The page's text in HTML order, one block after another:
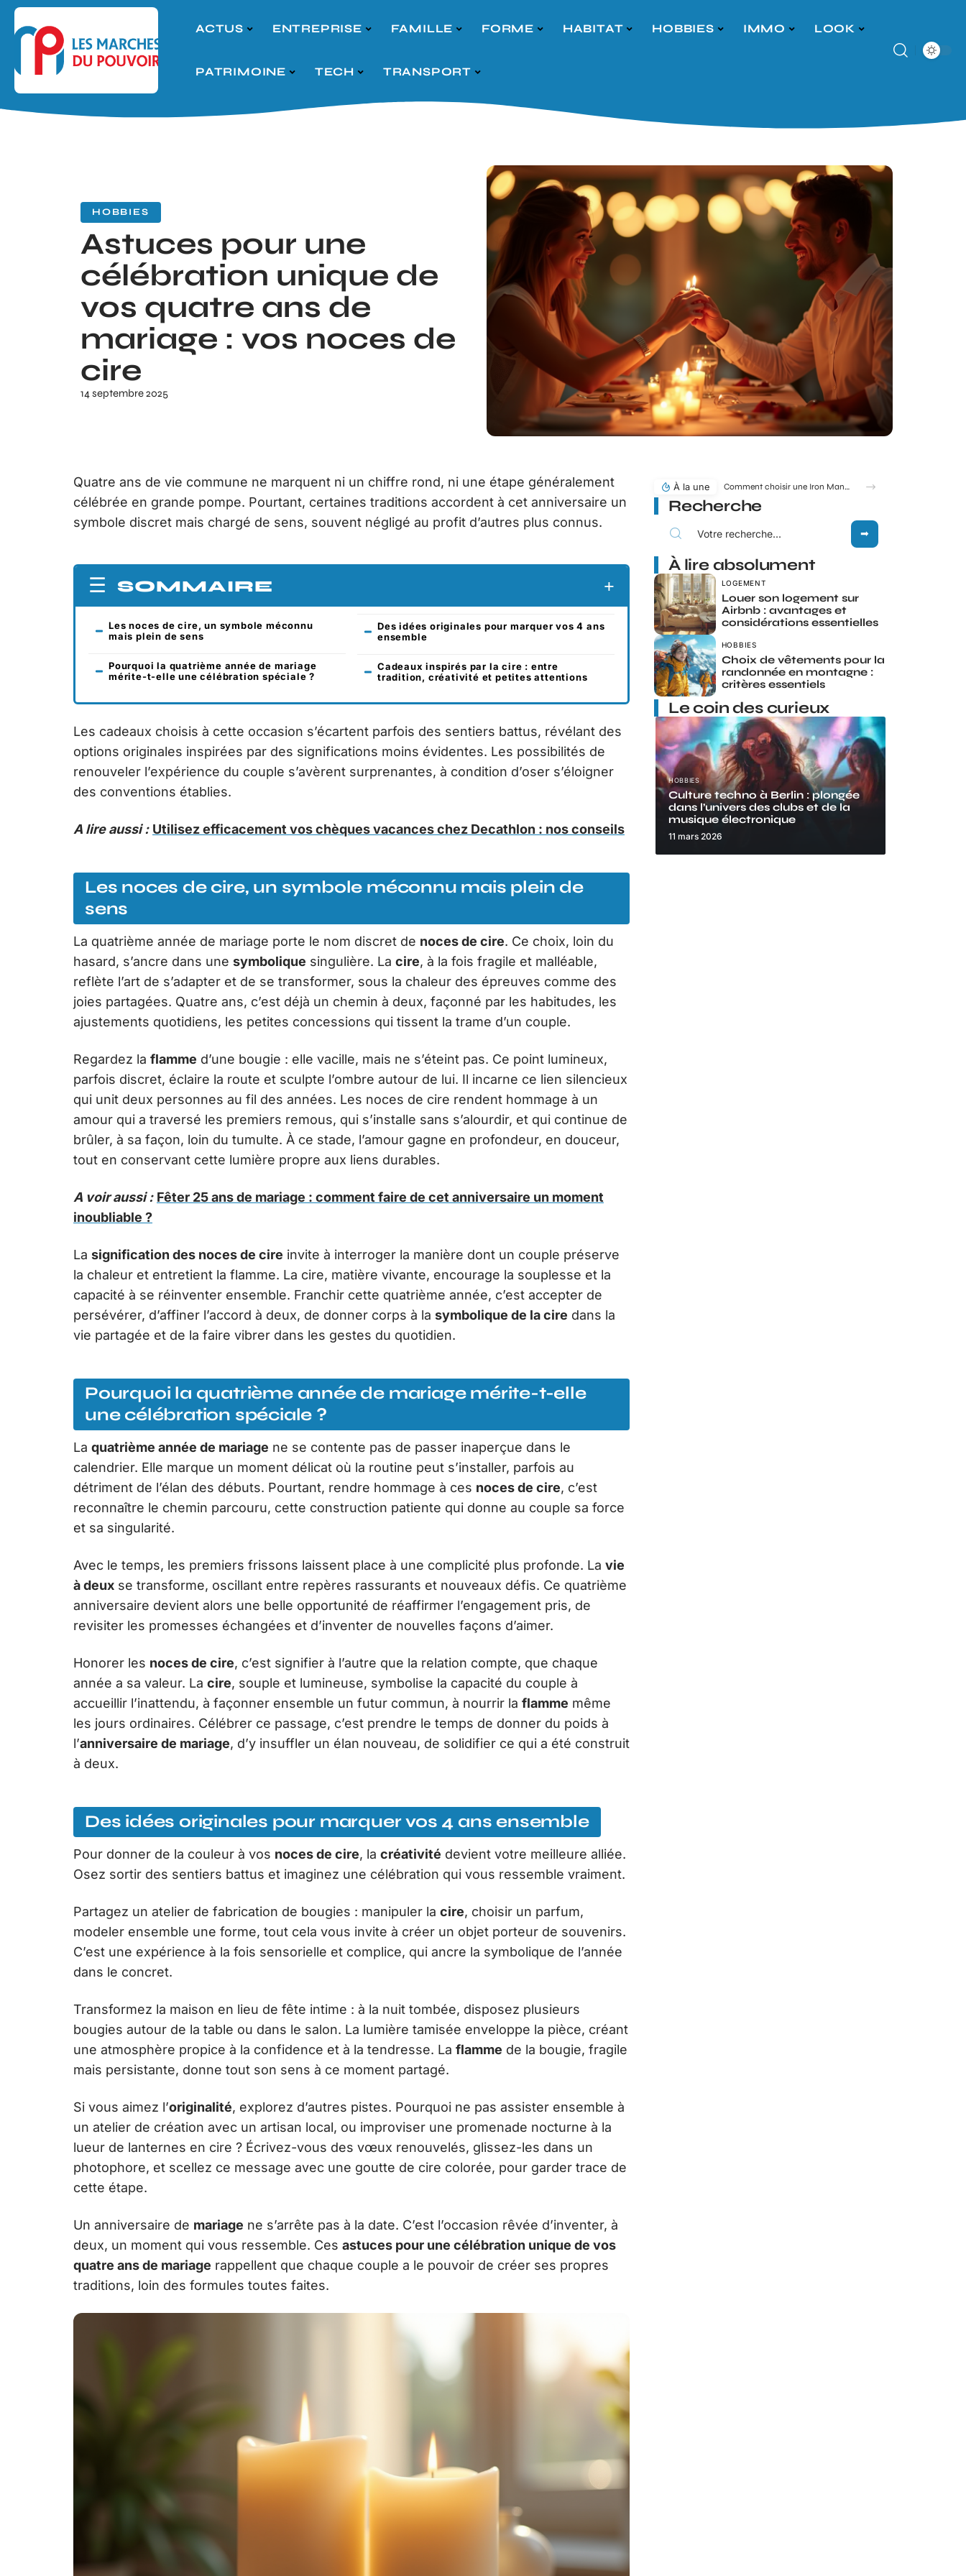
ACTUS ENTREPRISE FAMILLE FORME HABITAT HOBBIES IMMO LOOK
PATRIMOINE TECH TRANSPORT
HOBBIES
Astuces pour une
célébration unique de
vos quatre ans de
mariage : vos noces de
cire
14 septembre 2025
Quatre ans de vie commune ne marquent ni un chiffre rond, ni une étape généralement
célébrée en grande pompe. Pourtant, certaines traditions accordent à cet anniversaire un
symbole discret mais chargé de sens, souvent négligé au profit d’autres plus connus.
SOMMAIRE
Les noces de cire, un symbole méconnu
mais plein de sens
Pourquoi la quatrième année de mariage
mérite-t-elle une célébration spéciale ?
Des idées originales pour marquer vos 4 ans
ensemble
Cadeaux inspirés par la cire : entre
tradition, créativité et petites attentions
Les cadeaux choisis à cette occasion s’écartent parfois des sentiers battus, révélant des
options originales inspirées par des significations moins évidentes. Les possibilités de
renouveler l’expérience du couple s’avèrent surprenantes, à condition d’oser s’éloigner
des conventions établies.
A lire aussi : Utilisez efficacement vos chèques vacances chez Decathlon : nos conseils
Les noces de cire, un symbole méconnu mais plein de
sens
La quatrième année de mariage porte le nom discret de noces de cire. Ce choix, loin du
hasard, s’ancre dans une symbolique singulière. La cire, à la fois fragile et malléable,
reflète l’art de s’adapter et de se transformer, sous la chaleur des épreuves comme des
joies partagées. Quatre ans, c’est déjà un chemin à deux, façonné par les habitudes, les
ajustements quotidiens, les petites concessions qui tissent la trame d’un couple.
Regardez la flamme d’une bougie : elle vacille, mais ne s’éteint pas. Ce point lumineux,
parfois discret, éclaire la route et sculpte l’ombre autour de lui. Il incarne ce lien silencieux
qui unit deux personnes au fil des années. Les noces de cire rendent hommage à un
amour qui a traversé les premiers remous, qui s’installe sans s’alourdir, et qui continue de
brûler, à sa façon, loin du tumulte. À ce stade, l’amour gagne en profondeur, en douceur,
tout en conservant cette lumière propre aux liens durables.
A voir aussi : Fêter 25 ans de mariage : comment faire de cet anniversaire un moment
inoubliable ?
La signification des noces de cire invite à interroger la manière dont un couple préserve
la chaleur et entretient la flamme. La cire, matière vivante, encourage la souplesse et la
capacité à se réinventer ensemble. Franchir cette quatrième année, c’est accepter de
persévérer, d’affiner l’accord à deux, de donner corps à la symbolique de la cire dans la
vie partagée et de la faire vibrer dans les gestes du quotidien.
Pourquoi la quatrième année de mariage mérite-t-elle
une célébration spéciale ?
La quatrième année de mariage ne se contente pas de passer inaperçue dans le
calendrier. Elle marque un moment délicat où la routine peut s’installer, parfois au
détriment de l’élan des débuts. Pourtant, rendre hommage à ces noces de cire, c’est
reconnaître le chemin parcouru, cette construction patiente qui donne au couple sa force
et sa singularité.
Avec le temps, les premiers frissons laissent place à une complicité plus profonde. La vie
à deux se transforme, oscillant entre repères rassurants et nouveaux défis. Ce quatrième
anniversaire devient alors une belle opportunité de réaffirmer l’engagement pris, de
revisiter les promesses échangées et d’inventer de nouvelles façons d’aimer.
Honorer les noces de cire, c’est signifier à l’autre que la relation compte, que chaque
année a sa valeur. La cire, souple et lumineuse, symbolise la capacité du couple à
accueillir l’inattendu, à façonner ensemble un futur commun, à nourrir la flamme même
les jours ordinaires. Célébrer ce passage, c’est prendre le temps de donner du poids à
l’anniversaire de mariage, d’y insuffler un élan nouveau, de solidifier ce qui a été construit
à deux.
Des idées originales pour marquer vos 4 ans ensemble
Pour donner de la couleur à vos noces de cire, la créativité devient votre meilleure alliée.
Osez sortir des sentiers battus et imaginez une célébration qui vous ressemble vraiment.
Partagez un atelier de fabrication de bougies : manipuler la cire, choisir un parfum,
modeler ensemble une forme, tout cela vous invite à créer un objet porteur de souvenirs.
C’est une expérience à la fois sensorielle et complice, qui ancre la symbolique de l’année
dans le concret.
Transformez la maison en lieu de fête intime : à la nuit tombée, disposez plusieurs
bougies autour de la table ou dans le salon. La lumière tamisée enveloppe la pièce, créant
une atmosphère propice à la confidence et à la tendresse. La flamme de la bougie, fragile
mais persistante, donne tout son sens à ce moment partagé.
Si vous aimez l’originalité, explorez d’autres pistes. Pourquoi ne pas assister ensemble à
un atelier de création avec un artisan local, ou improviser une promenade nocturne à la
lueur de lanternes en cire ? Écrivez-vous des vœux renouvelés, glissez-les dans un
photophore, et scellez ce message avec une goutte de cire colorée, pour garder trace de
cette étape.
Un anniversaire de mariage ne s’arrête pas à la date. C’est l’occasion rêvée d’inventer, à
deux, un moment qui vous ressemble. Ces astuces pour une célébration unique de vos
quatre ans de mariage rappellent que chaque couple a le pouvoir de créer ses propres
traditions, loin des formules toutes faites.
À la une Comment choisir une Iron Man statue pour sublimer votre déco ?
Recherche
À lire absolument
LOGEMENT
Louer son logement sur
Airbnb : avantages et
considérations essentielles
HOBBIES
Choix de vêtements pour la
randonnée en montagne :
critères essentiels
Le coin des curieux
HOBBIES
Culture techno à Berlin : plongée
dans l’univers des clubs et de la
musique électronique
11 mars 2026